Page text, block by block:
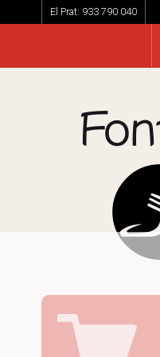
El Prat: 933 790 040